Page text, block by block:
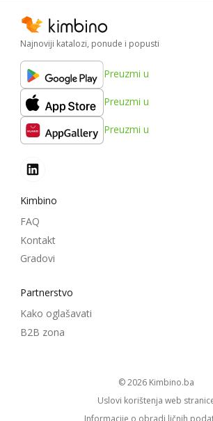
Najnoviji katalozi, ponude i popusti
Preuzmi u
Preuzmi u
Preuzmi u
Kimbino
FAQ
Kontakt
Gradovi
Partnerstvo
Kako oglašavati
B2B zona
© 2026 kimbino.ba
Uslovi korištenja web